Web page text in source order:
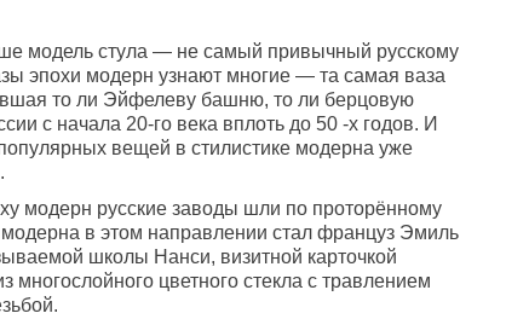
модель стула — не самый привычный русскому
эпохи модерн узнают многие — та самая ваза
то ли Эйфелеву башню, то ли берцовую
с начала 20-го века вплоть до 50 -х годов. И
вещей в стилистике модерна уже
модерн русские заводы шли по проторённому
в этом направлении стал француз Эмиль
школы Нанси, визитной карточкой
многослойного цветного стекла с травлением